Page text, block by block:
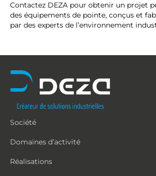
Contactez DEZA pour obtenir un projet
des équipements de pointe, conçus et
par des experts de l’environnement
Société
Domaines d’activité
Réalisations